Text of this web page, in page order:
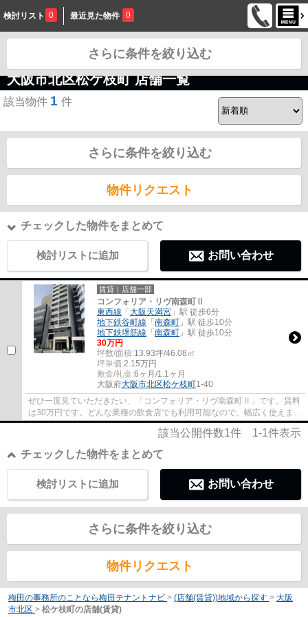
検討リスト 0 最近見た物件 0
大阪市北区松ケ枝町 店舗一覧
該当物件 1 件
さらに条件を絞り込む
物件リクエスト
チェックした物件をまとめて
検討リストに追加 お問い合わせ
賃貸｜店舗一部
コンフォリア・リヴ南森町Ⅱ
東西線 「 大阪天満宮 」駅 徒歩6分
地下鉄谷町線 「 南森町 」駅 徒歩10分
地下鉄堺筋線 「 南森町 」駅 徒歩10分
30万円
坪数/面積:13.93坪/46.08㎡
坪単価:2.15万円
敷金/礼金:6ヶ月/1.1ヶ月
大阪府大阪市北区松ケ枝町1-40
ぜひ一度見ていただきたい、「コンフォリア・リヴ南森町Ⅱ」です。賃料
は30万円です。どんな業種の飲食店でも利用可能なので、幅広く使えま
す。駅が周辺に2つあるので行動範囲が広がり...
該当公開件数1件 1-1件表示
チェックした物件をまとめて
お問い合わせ
検討リストに追加
さらに条件を絞り込む
物件リクエスト
さらに条件を絞り込む
梅田の事務所のことなら梅田テナントナビ > (店舗(賃貸))地域から探す > 大阪
市北区 > 松ケ枝町の店舗(賃貸)